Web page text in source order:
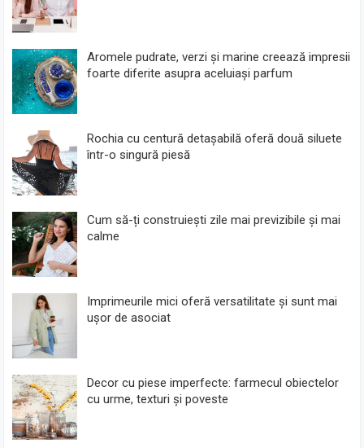
Aromele pudrate, verzi și marine creează impresii
foarte diferite asupra aceluiași parfum
Rochia cu centură detașabilă oferă două siluete
într-o singură piesă
Cum să-ți construiești zile mai previzibile și mai
calme
Imprimeurile mici oferă versatilitate și sunt mai
ușor de asociat
Decor cu piese imperfecte: farmecul obiectelor
cu urme, texturi și poveste